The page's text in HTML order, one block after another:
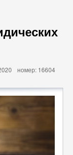
номер: 16604